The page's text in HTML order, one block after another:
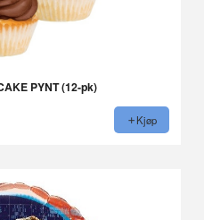
PYNT (12-pk)
Kjøp